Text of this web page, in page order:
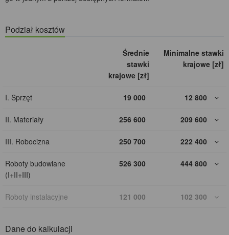
Podział kosztów
Średnie
stawki
krajowe [zł]
Minimalne stawki
krajowe [zł]
I. Sprzęt 19 000 12 800
II. Materiały 256 600 209 600
III. Robocizna 250 700 222 400
Roboty budowlane
(I+II+III)
526 300 444 800
Roboty instalacyjne 121 000 102 300
Dane do kalkulacji